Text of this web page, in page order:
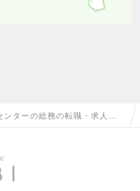
ンターの総務の転職・求人情